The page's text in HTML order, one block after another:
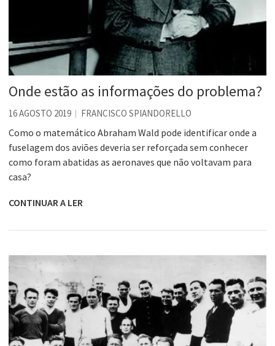
Onde estão as informações do problema?
16 AGOSTO 2019 FRANCISCO SPIANDORELLO
Como o matemático Abraham Wald pode identificar onde a
fuselagem dos aviões deveria ser reforçada sem conhecer
como foram abatidas as aeronaves que não voltavam para
casa?
CONTINUAR A LER